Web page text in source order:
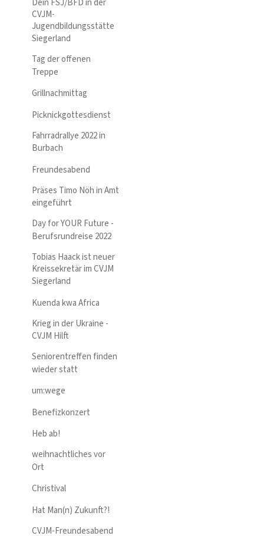
CVJM-
Jugendbildungsstätte
Siegerland
Tag der offenen
Treppe
Grillnachmittag
Picknickgottesdienst
Fahrradrallye 2022 in
Burbach
Freundesabend
Präses Timo Nöh in Amt
eingeführt
Day for YOUR Future -
Berufsrundreise 2022
Tobias Haack ist neuer
Kreissekretär im CVJM
Siegerland
Kuenda kwa Africa
Krieg in der Ukraine -
CVJM Hilft
Seniorentreffen finden
wieder statt
um:wege
Benefizkonzert
Heb ab!
weihnachtliches vor
Ort
Christival
Hat Man(n) Zukunft?!
CVJM-Freundesabend